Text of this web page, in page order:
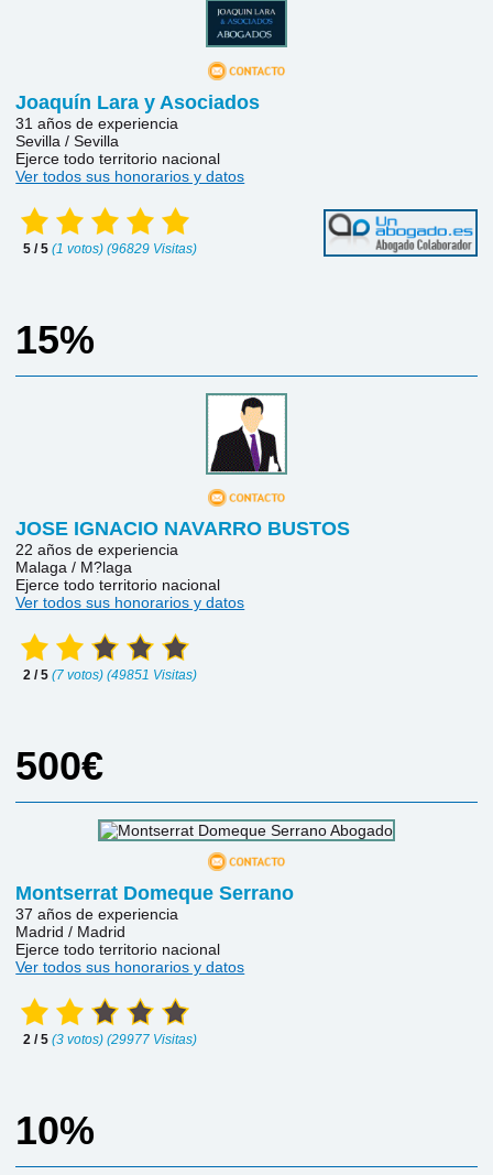
Joaquín Lara y Asociados
31 años de experiencia
Sevilla / Sevilla
Ejerce todo territorio nacional
Ver todos sus honorarios y datos
5 / 5(1 votos) (96829 Visitas)
15%
JOSE IGNACIO NAVARRO BUSTOS
22 años de experiencia
Malaga / M?laga
Ejerce todo territorio nacional
Ver todos sus honorarios y datos
2 / 5(7 votos) (49851 Visitas)
500€
Montserrat Domeque Serrano
37 años de experiencia
Madrid / Madrid
Ejerce todo territorio nacional
Ver todos sus honorarios y datos
2 / 5(3 votos) (29977 Visitas)
10%